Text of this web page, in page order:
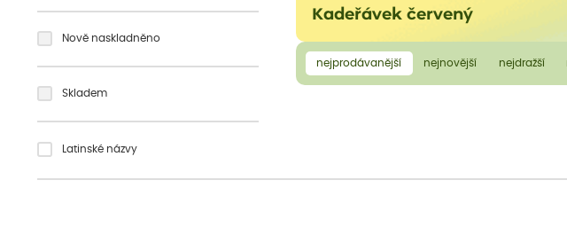
Kadeřávek červený
nejprodávanější nejnovější nejdražší
Nově naskladněno
Skladem
Latinské názvy